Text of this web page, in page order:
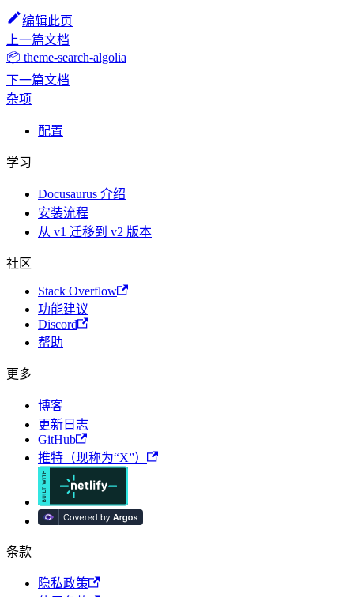
编辑此页
上一篇文档
📦 theme-search-algolia
下一篇文档
杂项
配置
学习
Docusaurus 介绍
安装流程
从 v1 迁移到 v2 版本
社区
Stack Overflow
功能建议
Discord
帮助
更多
博客
更新日志
GitHub
推特（现称为“X”）
条款
隐私政策